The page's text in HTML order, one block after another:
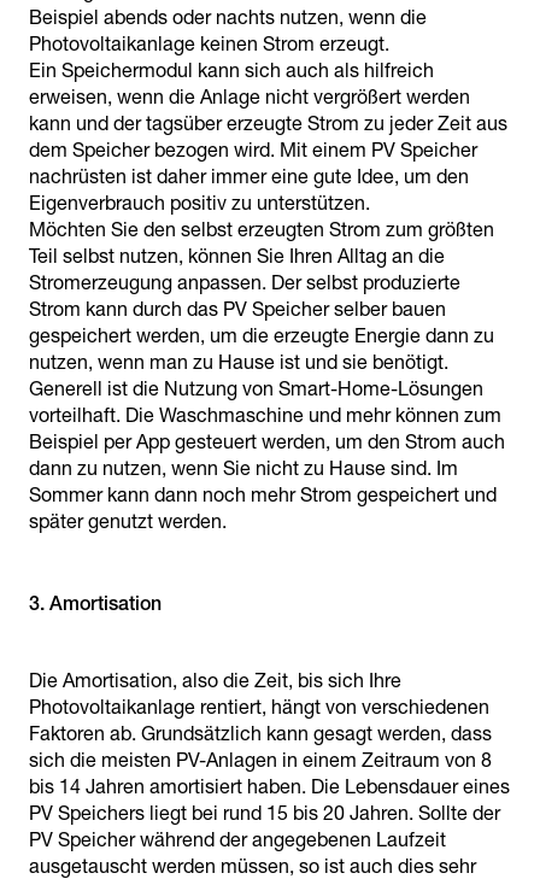
Beispiel abends oder nachts nutzen, wenn die
Photovoltaikanlage keinen Strom erzeugt.
Ein Speichermodul kann sich auch als hilfreich
erweisen, wenn die Anlage nicht vergrößert werden
kann und der tagsüber erzeugte Strom zu jeder Zeit aus
dem Speicher bezogen wird. Mit einem PV Speicher
nachrüsten ist daher immer eine gute Idee, um den
Eigenverbrauch positiv zu unterstützen.
Möchten Sie den selbst erzeugten Strom zum größten
Teil selbst nutzen, können Sie Ihren Alltag an die
Stromerzeugung anpassen. Der selbst produzierte
Strom kann durch das PV Speicher selber bauen
gespeichert werden, um die erzeugte Energie dann zu
nutzen, wenn man zu Hause ist und sie benötigt.
Generell ist die Nutzung von Smart-Home-Lösungen
vorteilhaft. Die Waschmaschine und mehr können zum
Beispiel per App gesteuert werden, um den Strom auch
dann zu nutzen, wenn Sie nicht zu Hause sind. Im
Sommer kann dann noch mehr Strom gespeichert und
später genutzt werden.
3. Amortisation
Die Amortisation, also die Zeit, bis sich Ihre
Photovoltaikanlage rentiert, hängt von verschiedenen
Faktoren ab. Grundsätzlich kann gesagt werden, dass
sich die meisten PV-Anlagen in einem Zeitraum von 8
bis 14 Jahren amortisiert haben. Die Lebensdauer eines
PV Speichers liegt bei rund 15 bis 20 Jahren. Sollte der
PV Speicher während der angegebenen Laufzeit
ausgetauscht werden müssen, so ist auch dies sehr